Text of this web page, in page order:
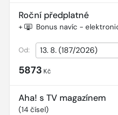
Roční předplatné
+ Bonus navíc -
Od:
5873 Kč
Aha! s TV magazínem
(14 čísel)